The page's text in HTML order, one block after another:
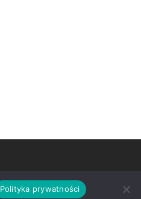
Polityka prywatności